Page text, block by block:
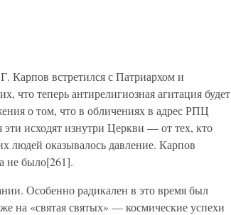
Карпов встретился с Патриархом и
теперь антирелигиозная агитация будет
о том, что в обличениях в адрес РПЦ
исходят изнутри Церкви — от тех, кто
людей оказывалось давление. Карпов
не было[261].
Особенно радикален в это время был
на «святая святых» — космические успехи